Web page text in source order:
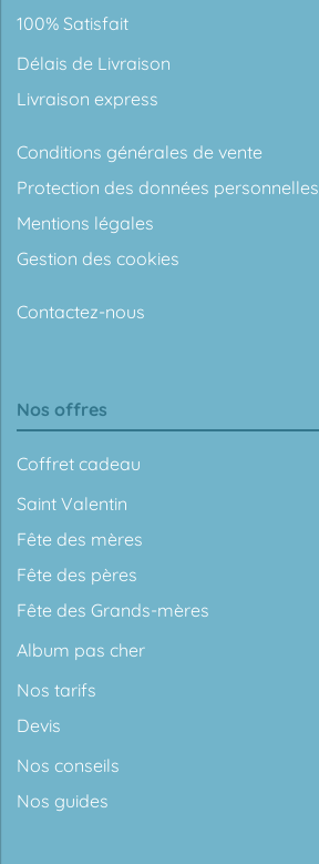
100% Satisfait
Délais de Livraison
Livraison express
Conditions générales de vente
Protection des données personnelles
Mentions légales
Gestion des cookies
Contactez-nous
Nos offres
Coffret cadeau
Saint Valentin
Fête des mères
Fête des pères
Fête des Grands-mères
Album pas cher
Nos tarifs
Devis
Nos conseils
Nos guides